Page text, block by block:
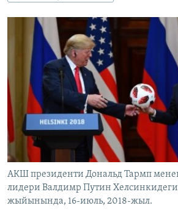
ДАНИСТЕ
ЭЖЕ-СИҢДИЛЕР
АЗАТТЫК+
ЫҢГАЙСЫЗ СУРООЛОР
Русский
ОНЛАЙН ШЕРИНЕ
ЭЕ/АРнун бардык сайттары
АКШ президенти Дональд Тармп
лидери Валдимр Путин Хелсинкидеги
жыйынында, 16-июль, 2018-жыл.